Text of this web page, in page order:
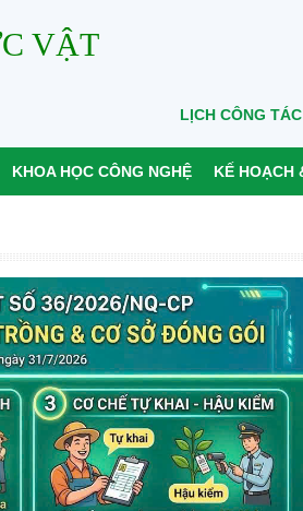
VẬT
LỊCH CÔNG TÁC
KHOA HỌC CÔNG NGHỆ KẾ HOẠCH